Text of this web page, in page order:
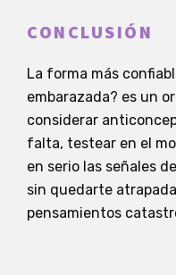
CONCLUSIÓN
La forma más
embarazada? es un
considerar
falta, testear en el
en serio las señales
sin quedarte
pensamientos